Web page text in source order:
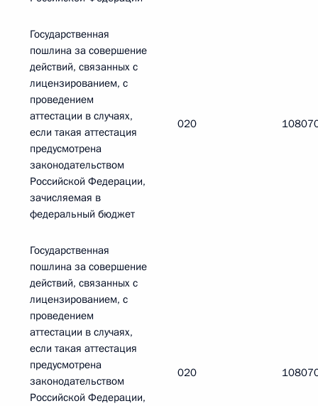
Государственная
пошлина за совершение
действий, связанных с
лицензированием, с
проведением
аттестации в случаях,
если такая аттестация
предусмотрена
законодательством
Российской Федерации,
зачисляемая в
федеральный бюджет
020
Государственная
пошлина за совершение
действий, связанных с
лицензированием, с
проведением
аттестации в случаях,
если такая аттестация
предусмотрена
законодательством
Российской Федерации,
020